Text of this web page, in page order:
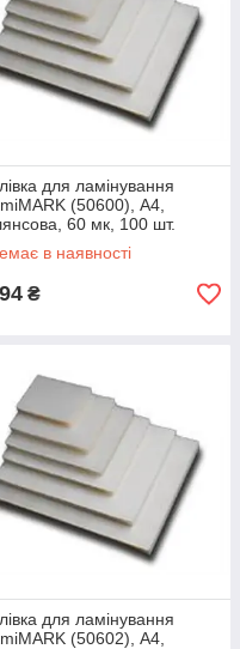
для ламінування
(50600), А4,
60 мк, 100 шт.
в наявності
₴
для ламінування
(50602), А4,